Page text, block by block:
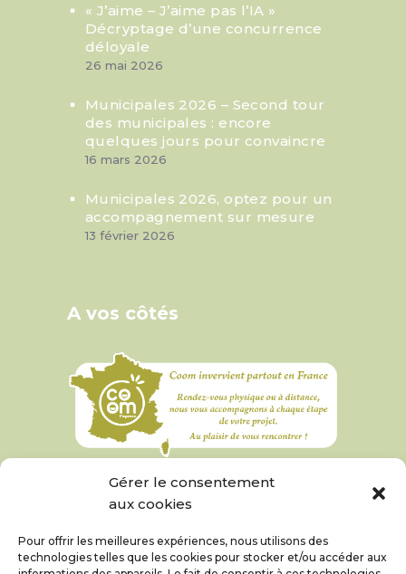
Gérer le consentement
aux cookies
Pour offrir les meilleures expériences, nous utilisons des
technologies telles que les cookies pour stocker et/ou accéder aux
« J’aime – J’aime pas l’IA »
Décryptage d’une concurrence
déloyale
26 mai 2026
Municipales 2026 – Second tour
des municipales : encore
quelques jours pour convaincre
16 mars 2026
Municipales 2026, optez pour un
accompagnement sur mesure
13 février 2026
A vos côtés